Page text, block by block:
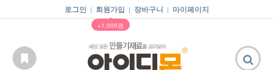
로그인 | 회원가입 |
▲
+1,000원
장바구니 | 마이페이지